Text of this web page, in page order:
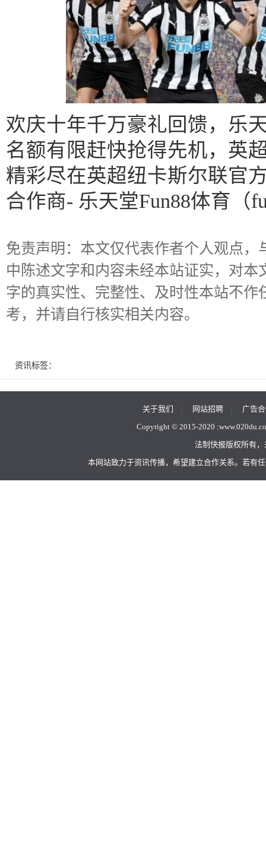
欢庆十年千万豪礼回馈，乐
名额有限赶快抢得先机，英
精彩尽在英超纽卡斯尔联官
合作商- 乐天堂Fun88体育（
免责声明：本文仅代表作者个人观点
中陈述文字和内容未经本站证实，对
字的真实性、完整性、及时性本站不
考，并请自行核实相关内容。
资讯标签：
关于我们 | 网站招聘| 广告
Copyright © 2015-2020 :
法制快报版权所有
本网站致力于资讯传播，希望建立合作关系。若有